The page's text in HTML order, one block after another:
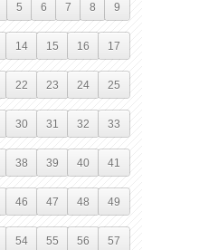
5 6 7 8 9
14 15 16 17
22 23 24 25
30 31 32 33
38 39 40 41
46 47 48 49
54 55 56 57